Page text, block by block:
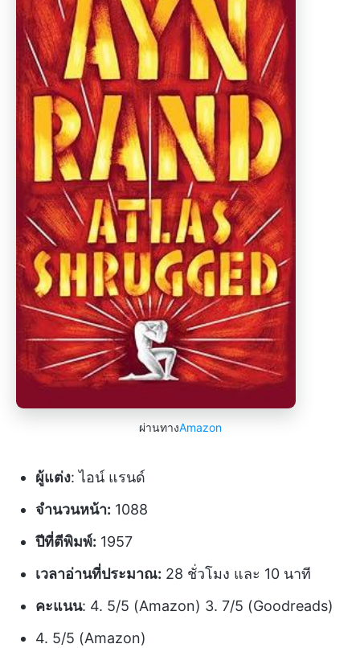
ผ่านทางAmazon
ผู้แต่ง: ไอน์ แรนด์
จำนวนหน้า: 1088
ปีที่ตีพิมพ์: 1957
เวลาอ่านที่ประมาณ: 28 ชั่วโมง และ 10 นาที
คะแนน: 4. 5/5 (Amazon) 3. 7/5 (Goodreads)
4. 5/5 (Amazon)